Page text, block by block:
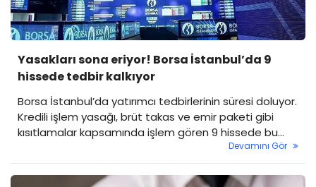
Yasakları sona eriyor! Borsa İstanbul’da 9
hissede tedbir kalkıyor
Borsa İstanbul’da yatırımcı tedbirlerinin süresi doluyor.
Kredili işlem yasağı, brüt takas ve emir paketi gibi
kısıtlamalar kapsamında işlem gören 9 hissede bu
hafta sonu itibarıyla uygulamalar sona erecek. 3
Kasım Pazartesi günü itibarıyla tedbirleri bitecek
hisselerde yeniden normal işlem koşullarına geçilmesi
Devamını Gör